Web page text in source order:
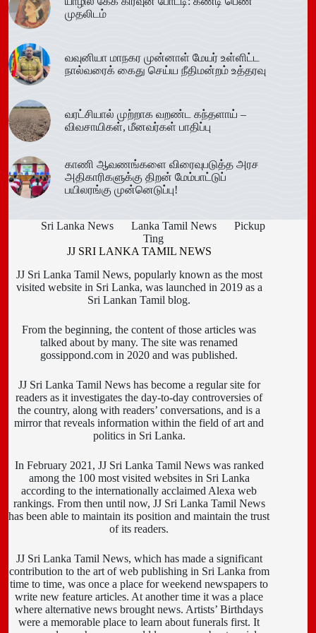
முதலிடம்
வவுனியா மாநகர முன்னாள் மேயர் உள்ளிட்ட
நால்வரைக் கைது செய்ய நீதிமன்றம் உத்தரவு
வரட்சியால் முற்றாக வறண்ட கந்தளாய் –
விவசாயிகள், மீனவர்கள் பாதிப்பு
காணி ஆவணங்களை விரைவுபடுத்த அரச
அதிகாரிகளுக்கு திறன் மேம்பாட்டுப்
பயிலரங்கு முன்னெடுப்பு!
Sri Lanka News Lanka Tamil News
Pickup
Ting
JJ SRI LANKA TAMIL NEWS
JJ Sri Lanka Tamil News, popularly known as the most
visited website in Sri Lanka, was launched in 2019 as a
Sri Lankan Tamil blog.
From the beginning, the content of those articles was
talked about by many. The site was renamed
gossippond.com in 2020 and was published.
JJ Sri Lanka Tamil News has become a regular site for
readers as it investigates the day-to-day controversies of
the country, along with readers’ conversations, and is a
mirror that reveals information within the field of art and
politics in Sri Lanka.
In February 2021, JJ Sri Lanka Tamil News was ranked
among the 100 most visited websites in Sri Lanka
according to the internationally acclaimed Alexa web
rankings. From then until now, JJ Sri Lanka Tamil News
has been able to maintain its position and maintain the trust
of its readers.
JJ Sri Lanka Tamil News, which has made a significant
contribution to the art of web publishing in Sri Lanka from
time to time, was once a place for weekend newspapers to
write new feature articles. At another time it was a place
where alternative news brought news. Artists’ Birthdays
were a memorable place to learn about funerals first. It